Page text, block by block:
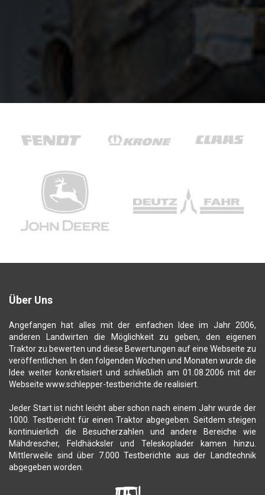
Über Uns
Angefangen hat alles mit der einfachen Idee im Jahr 2006,
anderen Landwirten die Möglichkeit zu geben, den eigenen
Traktor zu bewerten und diese Bewertungen auf eine Webseite zu
veröffentlichen. In den folgenden Wochen und Monaten wurde die
Idee weiter konkretisiert und schließlich am 01.08.2006 mit der
Webseite www.schlepper-testberichte.de realisiert.
Jeder Start ist nicht leicht aber schon nach einem Jahr wurde der
1000. Testbericht für einen Traktor abgegeben. Seitdem steigen
kontinuierlich die Besucherzahlen und andere Bereiche wie
Mähdrescher, Feldhäcksler und Teleskoplader kamen hinzu.
Mittlerweile sind über 7.000 Testberichte aus der Landtechnik
abgegeben worden.